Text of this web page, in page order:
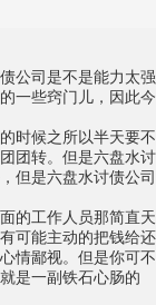
公司是不是能力太强
一些窍门儿，因此今
时候之所以半天要不
团转。但是六盘水讨
但是六盘水讨债公司
的工作人员那简直天
可能主动的把钱给还
情鄙视。但是你可不
是一副铁石心肠的